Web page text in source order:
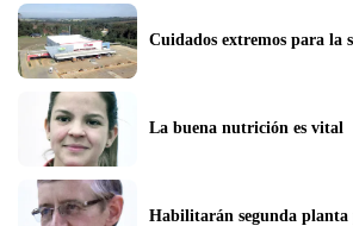
Cuidados extremos para la
La buena nutrición es vital
Habilitarán segunda planta